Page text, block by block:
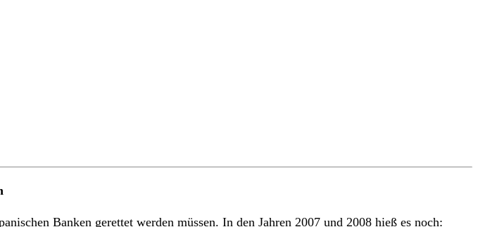
Banken gerettet werden müssen. In den Jahren 2007 und 2008 hieß es noch: